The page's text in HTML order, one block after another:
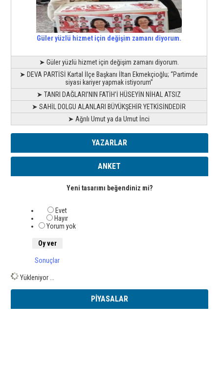
Güler yüzlü hizmet için değişim zamanı diyorum.
➤ Güler yüzlü hizmet için değişim zamanı diyorum.
➤ DEVA PARTİSİ Kartal İlçe Başkanı İltan Ekmekçioğlu; “Partimde
siyasi kariyer yapmak istiyorum”
➤ TANRI DAĞLARI’NIN FATİH’İ HÜSEYİN NİHAL ATSIZ
➤ SAHİL DOLGU ALANLARI BÜYÜKŞEHİR YETKİSİNDEDİR
➤ Ağrılı Umut ya da Umut İnci
YAZARLAR
ANKET
Yeni tasarımı beğendiniz mi?
Evet
Hayır
Yorum yok
Sonuçlar
Yükleniyor ...
PİYASALAR